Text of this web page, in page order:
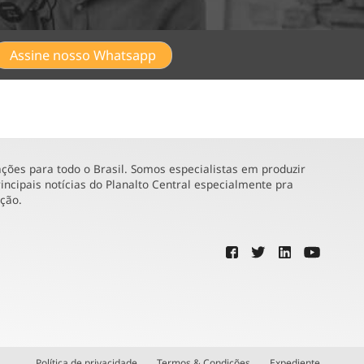
Assine nosso Whatsapp
para todo o Brasil. Somos especialistas em produzir
notícias do Planalto Central especialmente pra